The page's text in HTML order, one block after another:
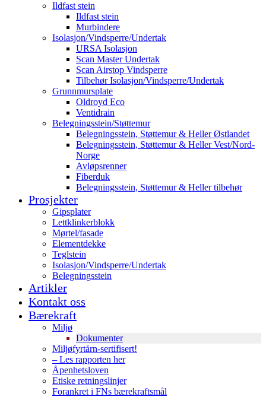
Ildfast stein
Ildfast stein
Murbindere
Isolasjon/Vindsperre/Undertak
URSA Isolasjon
Scan Master Undertak
Scan Airstop Vindsperre
Tilbehør Isolasjon/Vindsperre/Undertak
Grunnmursplate
Oldroyd Eco
Ventidrain
Belegningsstein/Støttemur
Belegningsstein, Støttemur & Heller Østlandet
Belegningsstein, Støttemur & Heller Vest/Nord-
Norge
Avløpsrenner
Fiberduk
Belegningsstein, Støttemur & Heller tilbehør
Prosjekter
Gipsplater
Lettklinkerblokk
Mørtel/fasade
Elementdekke
Teglstein
Isolasjon/Vindsperre/Undertak
Belegningsstein
Artikler
Kontakt oss
Bærekraft
Miljø
Dokumenter
Miljøfyrtårn-sertifisert!
– Les rapporten her
Åpenhetsloven
Etiske retningslinjer
Forankret i FNs bærekraftsmål